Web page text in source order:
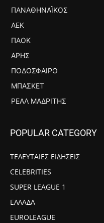
ΠΑΝΑΘΗΝΑΪΚΌΣ
ΑΕΚ
ΠΑΟΚ
ΆΡΗΣ
ΠΟΔΌΣΦΑΙΡΟ
ΜΠΆΣΚΕΤ
ΡΕΆΛ ΜΑΔΡΊΤΗΣ
POPULAR CATEGORY
ΤΕΛΕΥΤΑΙΕΣ ΕΙΔΗΣΕΙΣ
CELEBRITIES
SUPER LEAGUE 1
ΕΛΛΑΔΑ
EUROLEAGUE